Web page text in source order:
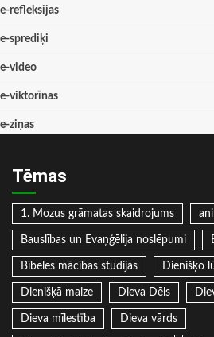
e-refleksijas
e-sprediķi
e-video
e-viktorīnas
e-ziņas
Tēmas
1. Mozus grāmatas skaidrojums
Bauslības un Evaņģēlija noslēpumi
Bībeles mācības studijas Dienišķo
Dienišķā maize Dieva Dēls
Dieva mīlestība Dieva vārds